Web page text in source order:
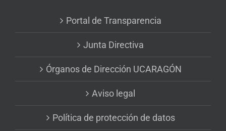
Portal de Transparencia
Junta Directiva
Órganos de Dirección UCARAGÓN
Aviso legal
Política de protección de datos